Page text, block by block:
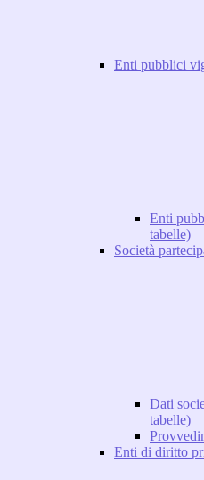
Enti pubblici
Enti
tabelle)
Società
Dati
tabelle)
Enti di diritto